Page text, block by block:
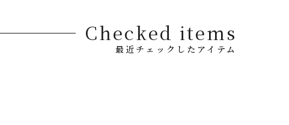
Checked items
最近チェックしたアイテム